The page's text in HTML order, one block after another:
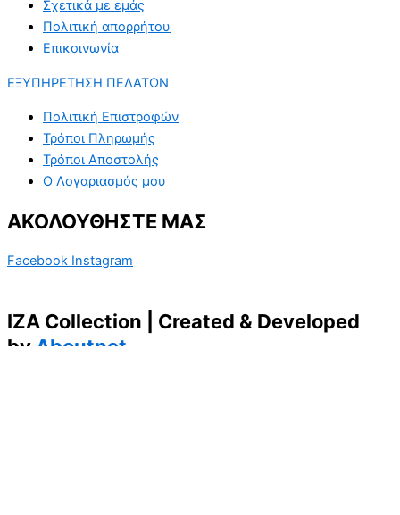
Σχετικά με εμάς
Πολιτική απορρήτου
Επικοινωνία
ΕΞΥΠΗΡΕΤΗΣΗ ΠΕΛΑΤΩΝ
Πολιτική Επιστροφών
Τρόποι Πληρωμής
Τρόποι Αποστολής
Ο Λογαριασμός μου
ΑΚΟΛΟΥΘΗΣΤΕ ΜΑΣ
Facebook Instagram
IZA Collection | Created & Developed
by Aboutnet